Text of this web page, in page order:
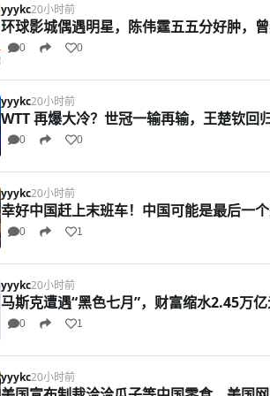
yyykc20小时前
环球影城偶遇明星，陈伟霆五五分好肿，
0 0
yyykc20小时前
WTT 再爆大冷？世冠一输再输，王楚钦回
0 0
yyykc20小时前
幸好中国赶上末班车！中国可能是最后一个
0 1
yyykc20小时前
马斯克遭遇“黑色七月”，财富缩水2.45万
0 1
yyykc20小时前